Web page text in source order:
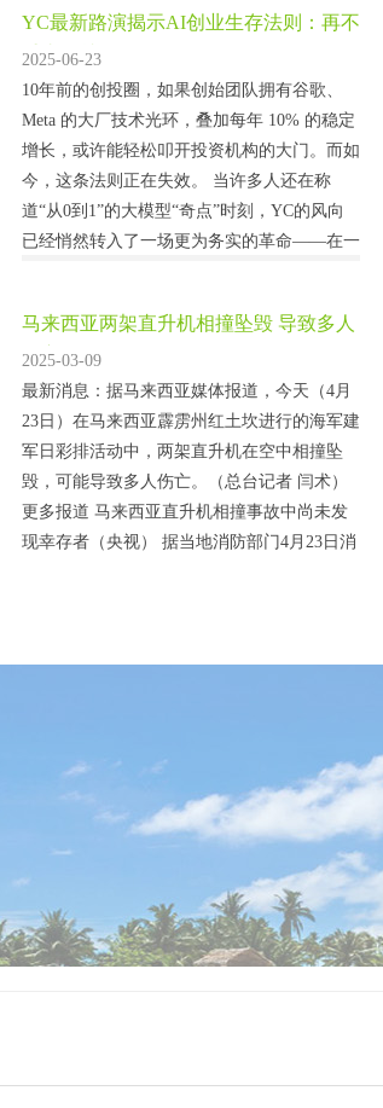
YC最新路演揭示AI创业生存法则：再不
垂直，就是死
2025-06-23
10年前的创投圈，如果创始团队拥有谷歌、
Meta 的大厂技术光环，叠加每年 10% 的稳定
增长，或许能轻松叩开投资机构的大门。而如
今，这条法则正在失效。 当许多人还在称
道“从0到1”的大模型“奇点”时刻，YC的风向
已经悄然转入了一场更为务实的革命——在一
如今创业的生存法则。（注：我们将解决某个
特定行业垂直工作流问题的初...
马来西亚两架直升机相撞坠毁 导致多人
伤亡
2025-03-09
最新消息：据马来西亚媒体报道，今天（4月
23日）在马来西亚霹雳州红土坎进行的海军建
军日彩排活动中，两架直升机在空中相撞坠
毁，可能导致多人伤亡。（总台记者 闫术）
更多报道 马来西亚直升机相撞事故中尚未发
现幸存者（央视） 据当地消防部门4月23日消
迪...